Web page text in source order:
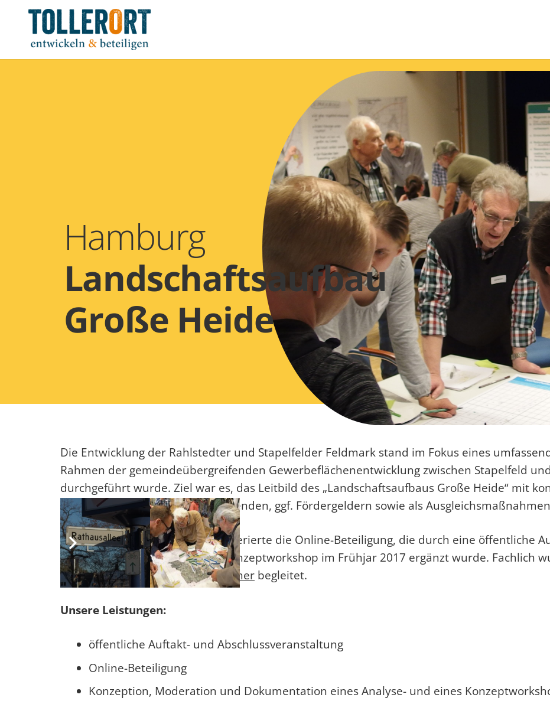
Hamburg
Landschaftsaufbau
Große Heide
Die Entwicklung der Rahlstedter und Stapelfelder Feldmark stand im Fokus eines
Rahmen der gemeindeübergreifenden Gewerbeflächenentwicklung zwischen Stapelfeld
durchgeführt wurde. Ziel war es, das Leitbild des „Landschaftsaufbaus Große Heide“ mit
füllen. Die Umsetzung soll mit Spenden, ggf. Fördergeldern sowie als
TOLLERORT konzipierte und moderierte die Online-Beteiligung, die durch eine öffentliche
und einen Analyse- und einen Konzeptworkshop im Frühjar 2017 ergänzt wurde. Fachlich
Landschaftsplanung Jacob | Fichtner begleitet.
Unsere Leistungen:
öffentliche Auftakt- und Abschlussveranstaltung
Online-Beteiligung
Konzeption, Moderation und Dokumentation eines Analyse- und eines